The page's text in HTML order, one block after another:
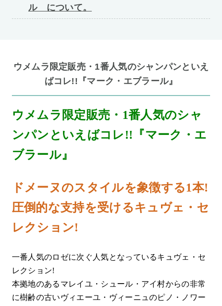
ル について。
ウメムラ限定販売・1番人気のシャンパンといえ
ばコレ!!『マーク・エブラール』
ウメムラ限定販売・1番人気のシャ
ンパンといえばコレ!!『マーク・エ
ブラール』
ドメーヌのスタイルを象徴する1本!
圧倒的な支持を受けるキュヴェ・セ
レクション!
一番人気のロゼに次ぐ人気となっているキュヴェ・セ
レクション!
本拠地のあるマレイユ・シュール・アイ村からの非常
に樹齢の古いヴィエーユ・ヴィーニュのピノ・ノワー